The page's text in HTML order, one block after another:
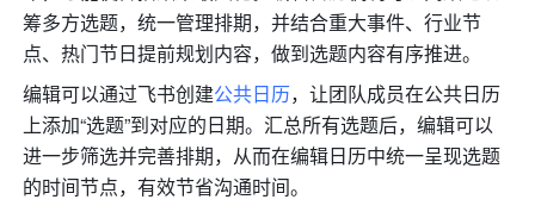
筹多方选题，统一管理排期，并结合重大事件、行业节
点、热门节日提前规划内容，做到选题内容有序推进。
编辑可以通过飞书创建公共日历，让团队成员在公共日历
上添加“选题”到对应的日期。汇总所有选题后，编辑可以
进一步筛选并完善排期，从而在编辑日历中统一呈现选题
的时间节点，有效节省沟通时间。